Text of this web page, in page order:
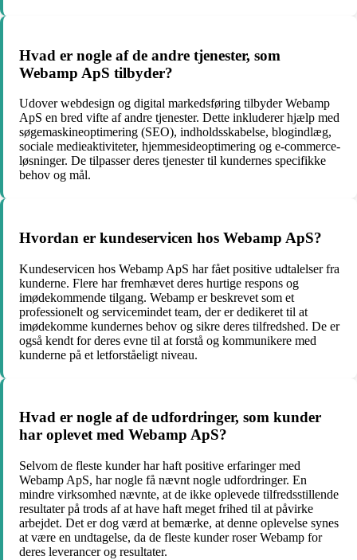
Hvad er nogle af de andre tjenester, som
Webamp ApS tilbyder?
Udover webdesign og digital markedsføring tilbyder Webamp
ApS en bred vifte af andre tjenester. Dette inkluderer hjælp med
søgemaskineoptimering (SEO), indholdsskabelse, blogindlæg,
sociale medieaktiviteter, hjemmesideoptimering og e-commerce-
løsninger. De tilpasser deres tjenester til kundernes specifikke
behov og mål.
Hvordan er kundeservicen hos Webamp ApS?
Kundeservicen hos Webamp ApS har fået positive udtalelser fra
kunderne. Flere har fremhævet deres hurtige respons og
imødekommende tilgang. Webamp er beskrevet som et
professionelt og servicemindet team, der er dedikeret til at
imødekomme kundernes behov og sikre deres tilfredshed. De er
også kendt for deres evne til at forstå og kommunikere med
kunderne på et letforståeligt niveau.
Hvad er nogle af de udfordringer, som kunder
har oplevet med Webamp ApS?
Selvom de fleste kunder har haft positive erfaringer med
Webamp ApS, har nogle få nævnt nogle udfordringer. En
mindre virksomhed nævnte, at de ikke oplevede tilfredsstillende
resultater på trods af at have haft meget frihed til at påvirke
arbejdet. Det er dog værd at bemærke, at denne oplevelse synes
at være en undtagelse, da de fleste kunder roser Webamp for
deres leverancer og resultater.